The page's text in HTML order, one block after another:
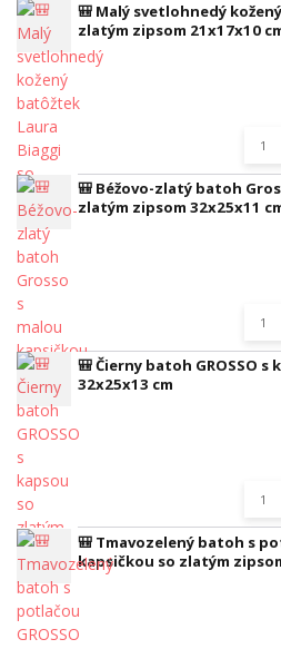
🎒 Malý svetlohnedý
zlatým zipsom 21x17x10
🎒 Béžovo-zlatý batoh
zlatým zipsom 32x25x11
🎒 Čierny batoh GROSSO
32x25x13 cm
🎒 Tmavozelený batoh s
kapsičkou so zlatým